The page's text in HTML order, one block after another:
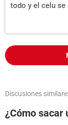
todo y el celu se
Discusiones
¿Cómo sacar